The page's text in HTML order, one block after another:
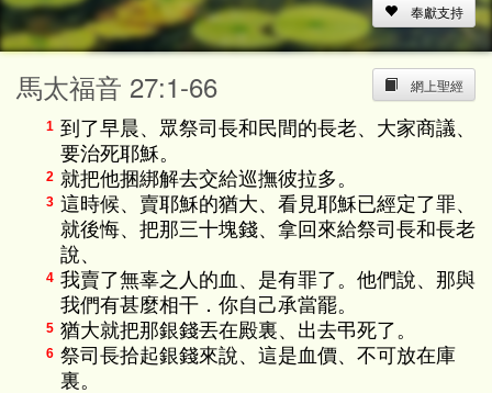
15s
15s奉獻支持
網上聖經
馬太福音 27:1-66
1 到了早晨、眾祭司長和民間的長老、大家商議、
要治死耶穌。
2 就把他捆綁解去交給巡撫彼拉多。
3 這時候、賣耶穌的猶大、看見耶穌已經定了罪、
就後悔、把那三十塊錢、拿回來給祭司長和長老
說、
4 我賣了無辜之人的血、是有罪了。他們說、那與
我們有甚麼相干．你自己承當罷。
5 猶大就把那銀錢丟在殿裏、出去弔死了。
6 祭司長拾起銀錢來說、這是血價、不可放在庫
裏。